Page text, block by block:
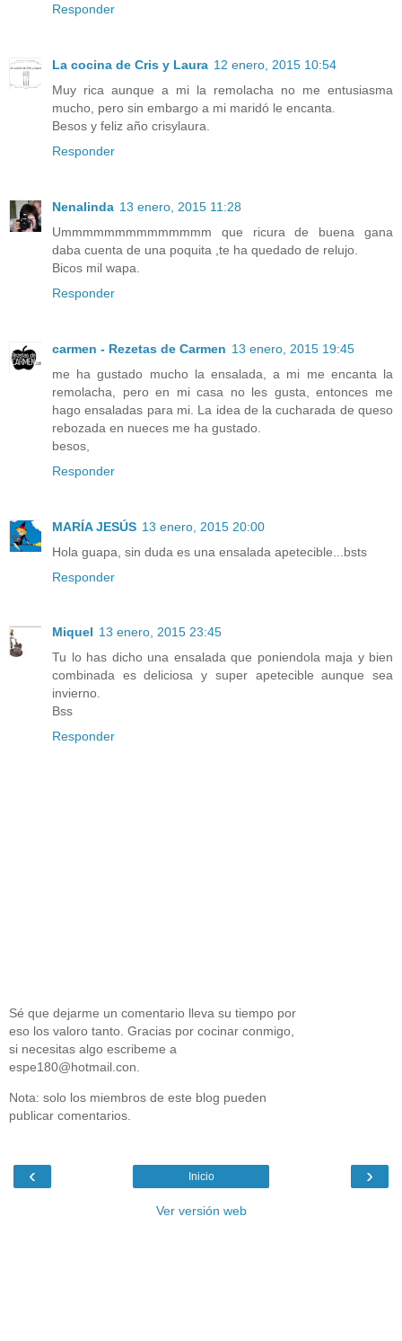
Responder
La cocina de Cris y Laura 12 enero, 2015 10:54
Muy rica aunque a mi la remolacha no me entusiasma
mucho, pero sin embargo a mi maridó le encanta.
Besos y feliz año crisylaura.
Responder
Nenalinda 13 enero, 2015 11:28
Ummmmmmmmmmmmmm que ricura de buena gana
daba cuenta de una poquita ,te ha quedado de relujo.
Bicos mil wapa.
Responder
carmen - Rezetas de Carmen 13 enero, 2015 19:45
me ha gustado mucho la ensalada, a mi me encanta la
remolacha, pero en mi casa no les gusta, entonces me
hago ensaladas para mi. La idea de la cucharada de queso
rebozada en nueces me ha gustado.
besos,
Responder
MARÍA JESÚS 13 enero, 2015 20:00
Hola guapa, sin duda es una ensalada apetecible...bsts
Responder
Miquel 13 enero, 2015 23:45
Tu lo has dicho una ensalada que poniendola maja y bien
combinada es deliciosa y super apetecible aunque sea
invierno.
Bss
Responder
Sé que dejarme un comentario lleva su tiempo por
eso los valoro tanto. Gracias por cocinar conmigo,
si necesitas algo escribeme a
espe180@hotmail.con.
Nota: solo los miembros de este blog pueden
publicar comentarios.
‹ ›
Inicio
Ver versión web